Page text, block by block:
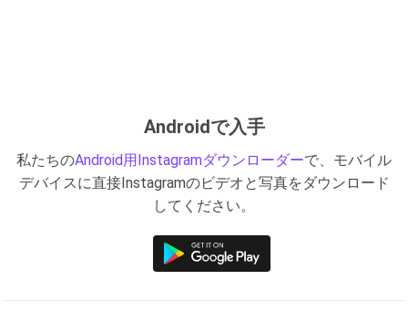
Androidで入手
私たちのAndroid用Instagramダウンローダーで、モバイル
デバイスに直接Instagramのビデオと写真をダウンロード
してください。